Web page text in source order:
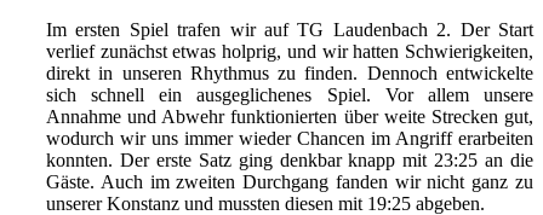
Im ersten Spiel trafen wir auf TG Laudenbach 2. Der Start
verlief zunächst etwas holprig, und wir hatten Schwierigkeiten,
direkt in unseren Rhythmus zu finden. Dennoch entwickelte
sich schnell ein ausgeglichenes Spiel. Vor allem unsere
Annahme und Abwehr funktionierten über weite Strecken gut,
wodurch wir uns immer wieder Chancen im Angriff erarbeiten
konnten. Der erste Satz ging denkbar knapp mit 23:25 an die
Gäste. Auch im zweiten Durchgang fanden wir nicht ganz zu
unserer Konstanz und mussten diesen mit 19:25 abgeben.